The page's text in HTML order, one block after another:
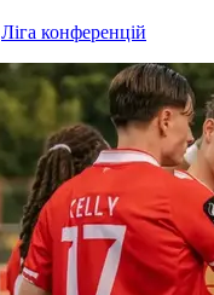
Ліга конференцій